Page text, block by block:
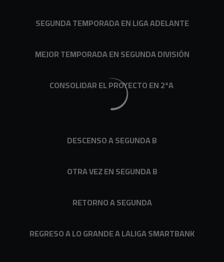
SEGUNDA TEMPORADA EN LIGA ADELANTE
MEJOR TEMPORADA EN SEGUNDA DIVISIÓN
CONSOLIDAR EL PROYECTO EN 2ªA
DESCENSO A SEGUNDA B
OTRA VEZ EN SEGUNDA B
RETORNO A SEGUNDA
REGRESO A LO GRANDE A LALIGA SMARTBANK